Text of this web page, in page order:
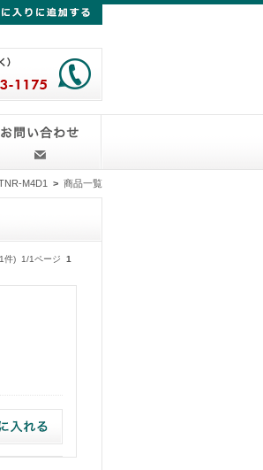
M4D1 > 商品一覧
件) 1/1ページ 1